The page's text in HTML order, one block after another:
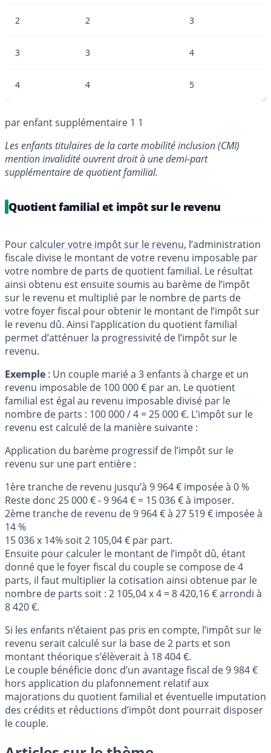
2 2 3
3 3 4
4 4 5
par enfant supplémentaire 1 1
Les enfants titulaires de la carte mobilité inclusion (CMI)
mention invalidité ouvrent droit à une demi-part
supplémentaire de quotient familial.
Quotient familial et impôt sur le revenu
Pour calculer votre impôt sur le revenu, l’administration
fiscale divise le montant de votre revenu imposable par
votre nombre de parts de quotient familial. Le résultat
ainsi obtenu est ensuite soumis au barème de l’impôt
sur le revenu et multiplié par le nombre de parts de
votre foyer fiscal pour obtenir le montant de l’impôt sur
le revenu dû. Ainsi l’application du quotient familial
permet d’atténuer la progressivité de l’impôt sur le
revenu.
Exemple : Un couple marié a 3 enfants à charge et un
revenu imposable de 100 000 € par an. Le quotient
familial est égal au revenu imposable divisé par le
nombre de parts : 100 000 / 4 = 25 000 €. L’impôt sur le
revenu est calculé de la manière suivante :
Application du barème progressif de l’impôt sur le
revenu sur une part entière :
1ère tranche de revenu jusqu’à 9 964 € imposée à 0 %
Reste donc 25 000 € - 9 964 € = 15 036 € à imposer.
2ème tranche de revenu de 9 964 € à 27 519 € imposée à
14 %
15 036 x 14% soit 2 105,04 € par part.
Ensuite pour calculer le montant de l’impôt dû, étant
donné que le foyer fiscal du couple se compose de 4
parts, il faut multiplier la cotisation ainsi obtenue par le
nombre de parts soit : 2 105,04 x 4 = 8 420,16 € arrondi à
8 420 €.
Si les enfants n’étaient pas pris en compte, l’impôt sur le
revenu serait calculé sur la base de 2 parts et son
montant théorique s’élèverait à 18 404 €.
Le couple bénéficie donc d’un avantage fiscal de 9 984 €
hors application du plafonnement relatif aux
majorations du quotient familial et éventuelle imputation
des crédits et réductions d’impôt dont pourrait disposer
le couple.